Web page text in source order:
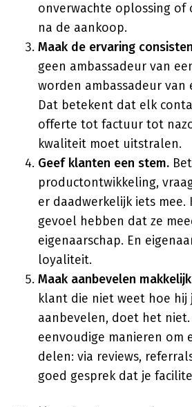
onverwachte oplossing of
na de aankoop.
Maak de ervaring
geen ambassadeur van
worden ambassadeur van
Dat betekent dat elk
offerte tot factuur tot
kwaliteit moet uitstralen.
Geef klanten een stem.
productontwikkeling,
er daadwerkelijk iets
gevoel hebben dat ze
eigenaarschap. En
loyaliteit.
Maak aanbevelen
klant die niet weet hoe hij
aanbevelen, doet het
eenvoudige manieren om
delen: via reviews,
goed gesprek dat je